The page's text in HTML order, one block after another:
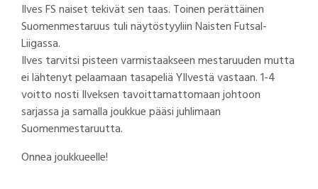
Ilves FS naiset tekivät sen taas. Toinen perättäinen
Suomenmestaruus tuli näytöstyyliin Naisten Futsal-
Liigassa.
Ilves tarvitsi pisteen varmistaakseen mestaruuden mutta
ei lähtenyt pelaamaan tasapeliä YIlvestä vastaan. 1-4
voitto nosti Ilveksen tavoittamattomaan johtoon
sarjassa ja samalla joukkue pääsi juhlimaan
Suomenmestaruutta.
Onnea joukkueelle!